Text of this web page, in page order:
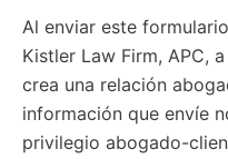
Al enviar este
Kistler Law Firm, APC,
crea una relación
información que envíe
privilegio abogado-